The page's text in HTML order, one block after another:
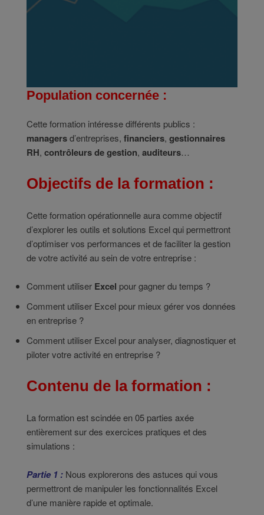
Population concernée :
Cette formation intéresse différents publics :
managersd’entreprises, financiers, gestionnaires
RH, contrôleurs de gestion, auditeurs…
Objectifs de la formation :
Cette formation opérationnelle aura comme objectif
d’explorer les outils et solutions Excel qui permettront
d’optimiser vos performances et de faciliter la gestion
de votre activité au sein de votre entreprise :
Comment utiliser Excel pour gagner du temps ?
Comment utiliser Excel pour mieux gérer vos données
en entreprise ?
Comment utiliser Excel pour analyser, diagnostiquer et
piloter votre activité en entreprise ?
Contenu de la formation :
La formation est scindée en 05 parties axée
entièrement sur des exercices pratiques et des
simulations :
Partie 1 : Nous explorerons des astuces qui vous
permettront de manipuler les fonctionnalités Excel
d’une manière rapide et optimale.